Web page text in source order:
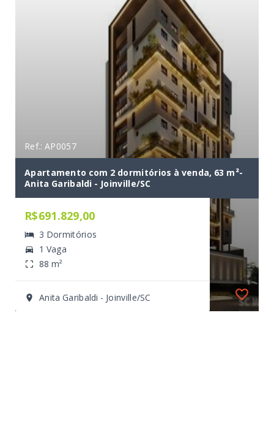
Ref.: AP0057
Apartamento com 2 dormitórios à venda, 63 m²-
Anita Garibaldi - Joinville/SC
R$691.829,00
3 Dormitórios
1 Vaga
88 m²
Anita Garibaldi - Joinville/SC